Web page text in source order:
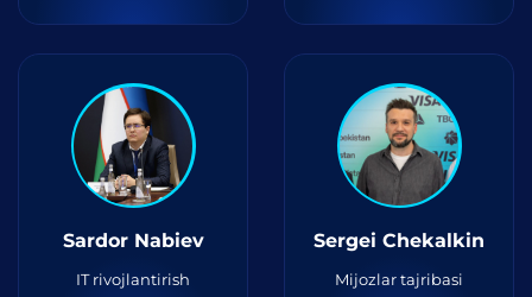
Sardor Nabiev
IT rivojlantirish
Sergei Chekalkin
Mijozlar tajribasi